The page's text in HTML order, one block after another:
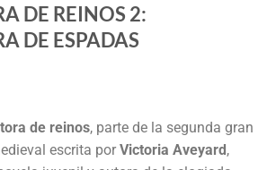
DE REINOS 2:
DE ESPADAS
de reinos, parte de la segunda gran
escrita por Victoria Aveyard,